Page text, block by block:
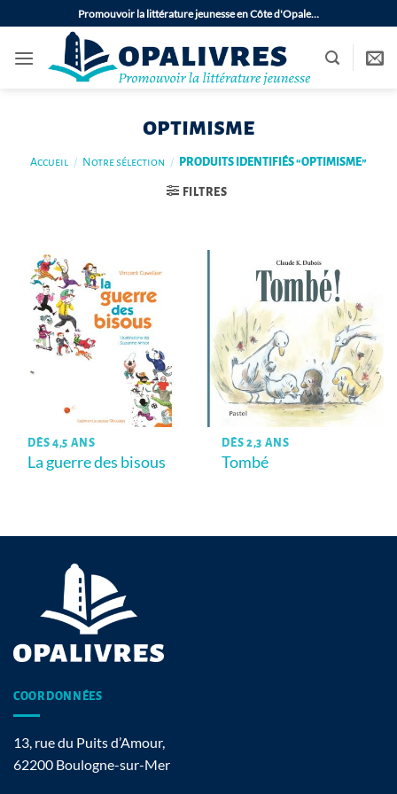
au
contenu
Promouvoir la littérature jeunesse en Côte d'Opale…
optimisme
Accueil / Notre sélection / PRODUITS IDENTIFIÉS “OPTIMISME”
FILTRES
DÈS 4,5 ANS
La guerre des bisous
DÈS 2,3 ANS
Tombé
COORDONNÉES
13, rue du Puits d’Amour,
62200 Boulogne-sur-Mer